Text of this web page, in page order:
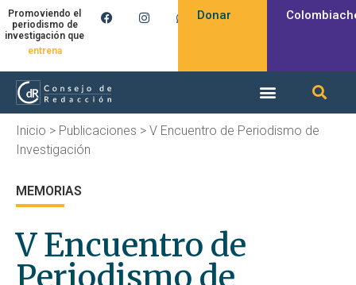
Promoviendo el
periodismo de
investigación que
entrena
Donar
Inicio > Publicaciones > V Encuentro de Periodismo de
Investigación
MEMORIAS
V Encuentro de
Periodismo de